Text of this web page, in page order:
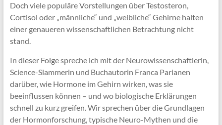
Doch viele populäre Vorstellungen über Testosteron,
Cortisol oder „männliche“ und „weibliche“ Gehirne halten
einer genaueren wissenschaftlichen Betrachtung nicht
stand.
In dieser Folge spreche ich mit der Neurowissenschaftlerin,
Science-Slammerin und Buchautorin Franca Parianen
darüber, wie Hormone im Gehirn wirken, was sie
beeinflussen können – und wo biologische Erklärungen
schnell zu kurz greifen. Wir sprechen über die Grundlagen
der Hormonforschung, typische Neuro-Mythen und die